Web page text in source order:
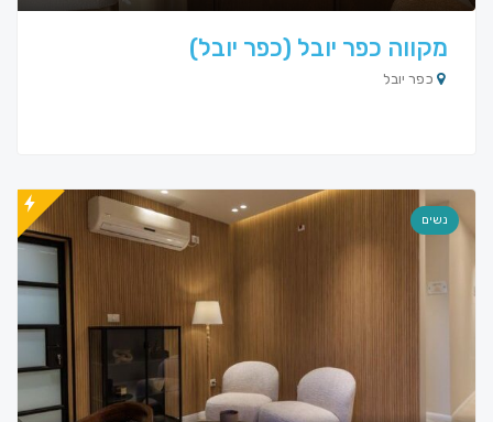
מקווה כפר יובל (כפר יובל)
כפר יובל
נשים